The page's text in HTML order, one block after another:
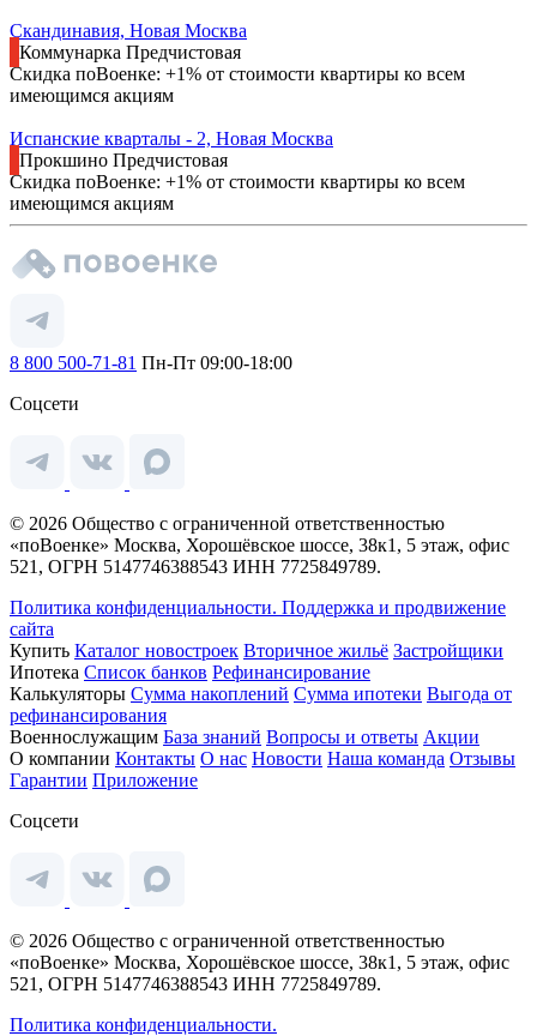
Скандинавия, Новая Москва
Коммунарка Предчистовая
Скидка поВоенке: +1% от стоимости квартиры ко всем
имеющимся акциям
Испанские кварталы - 2, Новая Москва
Прокшино Предчистовая
Скидка поВоенке: +1% от стоимости квартиры ко всем
имеющимся акциям
8 800 500-71-81 Пн-Пт 09:00-18:00
Соцсети
© 2026 Общество с ограниченной ответственностью
«поВоенке» Москва, Хорошёвское шоссе, 38к1, 5 этаж, офис
521, ОГРН 5147746388543 ИНН 7725849789.
Политика конфиденциальности. Поддержка и продвижение
сайта
Купить Каталог новостроек Вторичное жильё Застройщики
Ипотека Список банков Рефинансирование
Калькуляторы Сумма накоплений Сумма ипотеки Выгода от
рефинансирования
Военнослужащим База знаний Вопросы и ответы Акции
О компании Контакты О нас Новости Наша команда Отзывы
Гарантии Приложение
Соцсети
© 2026 Общество с ограниченной ответственностью
«поВоенке» Москва, Хорошёвское шоссе, 38к1, 5 этаж, офис
521, ОГРН 5147746388543 ИНН 7725849789.
Политика конфиденциальности.